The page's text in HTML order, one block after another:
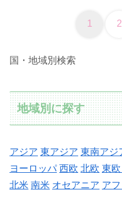
1 2
国・地域別検索
地域別に探す
アジア 東アジア 東南アジ
ヨーロッパ 西欧 北欧 東
北米 南米 オセアニア ア